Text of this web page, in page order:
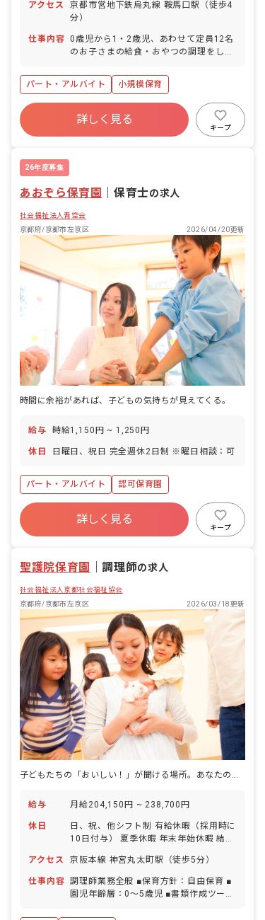
アクセス
京都市営地下鉄烏丸線 鞍馬口駅（徒歩4
分）
仕事内容 0歳児から1・2歳児、あわせて定員12名
のお子さまの給食・おやつの調理をして
が作成しております。 ■園児年齢層：0
～2歳児
パート・アルバイト 小規模保育
詳しく見る
キープ
26年度募集
あおぞら保育園 ｜保育士の求人
社会福祉法人青空会
京都府/京都市左京区
2026/04/20更新
時間に余裕があれば、子どもの気持ちが見えてくる。
給与 時給1,150円 ~ 1,250円
休日 日曜日、祝日 完全週休2日制 ※曜日相談：可
パート・アルバイト 認可保育園
詳しく見る
キープ
聖護院保育園 ｜調理師の求人
社会福祉法人京都社会福祉協会
京都府/京都市左京区
2026/03/18更新
子どもたちの「おいしい！」が聞ける場所。あなたの調理スキルで、心と体を育む食育を一緒に届けましょう。
給与 月給204,150円 ~ 238,700円
休日
日、祝、他シフト制 有給休暇（採用時に
10日付与） 夏季休暇 年末年始休暇 結婚
度 子の看護休暇 介護休暇 服喪休暇 リフ
レッシュ休暇 不妊治療休暇 ボランティ
ア休暇 ※年間休日112日
アクセス 京阪本線 神宮丸太町駅（徒歩5分）
仕事内容 調理師業務全般 ■保育方針：自由保育 ■
園児年齢層：0～5歳児 ■書類作成ツール